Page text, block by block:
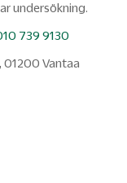
undersökning.
739 9130
01200 Vantaa